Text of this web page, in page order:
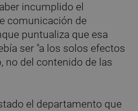
incumplido el
comunicación de
puntualiza que esa
ser "a los solos efectos
no del contenido de las
el departamento que